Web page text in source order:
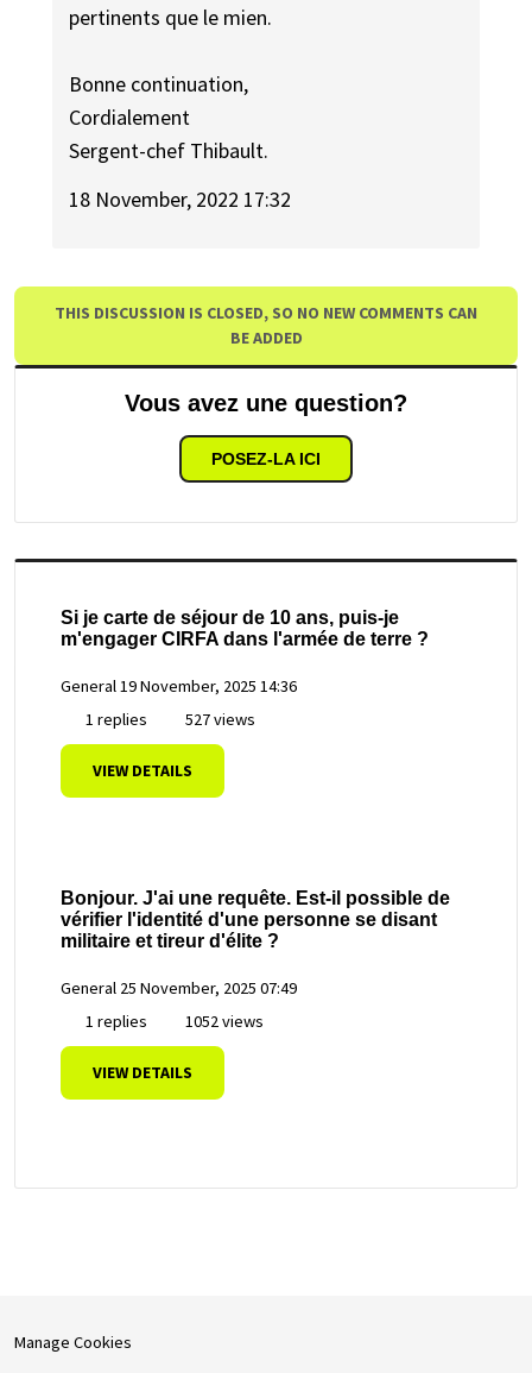
pertinents que le mien.
Bonne continuation,
Cordialement
Sergent-chef Thibault.
18 November, 2022 17:32
THIS DISCUSSION IS CLOSED, SO NO NEW COMMENTS CAN
BE ADDED
Vous avez une question?
POSEZ-LA ICI
Si je carte de séjour de 10 ans, puis-je
m'engager CIRFA dans l'armée de terre ?
General19 November, 2025 14:36
1 replies
527 views
VIEW DETAILS
Bonjour. J'ai une requête. Est-il possible de
vérifier l'identité d'une personne se disant
militaire et tireur d'élite ?
General 25 November, 2025 07:49
1 replies
1052 views
VIEW DETAILS
Manage Cookies